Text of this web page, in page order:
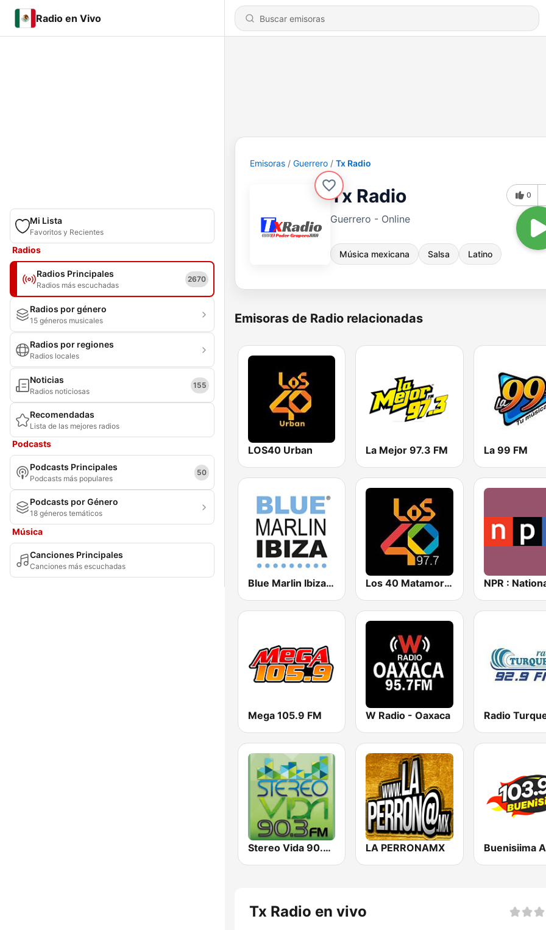
Radio en Vivo
Mi Lista
Favoritos y Recientes
Radios
Radios Principales
Radios más escuchadas
2670
Radios por género
15 géneros musicales
Radios por regiones
Radios locales
Noticias
Radios noticiosas
155
Recomendadas
Lista de las mejores radios
Podcasts
Podcasts Principales
Podcasts más populares
50
Podcasts por Género
18 géneros temáticos
Música
Canciones Principales
Canciones más escuchadas
Emisoras Guerrero Tx Radio
Tx Radio
Guerrero - Online
Música mexicana Salsa Latino
0
Emisoras de Radio relacionadas
LOS40 Urban La Mejor 97.3 FM La 99 FM
Blue Marlin Ibiza Radio Los 40 Matamoros
Mega 105.9 FM W Radio - Oaxaca
Stereo Vida 90.3 FM LA PERRONAMX
Tx Radio en vivo